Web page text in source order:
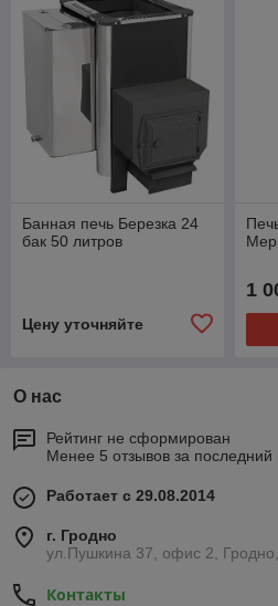
Банная печь Березка 24
бак 50 литров
Цену уточняйте
1
О нас
Рейтинг не сформирован
Менее 5 отзывов за последний
Работает с 29.08.2014
г. Гродно
ул.Пушкина 37, офис 2,
Контакты